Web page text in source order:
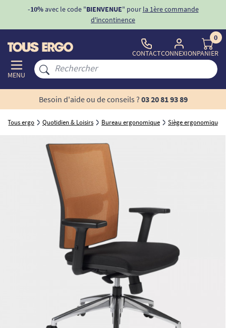
-10%avec le code "BIENVENUE" pour la 1ère commande
d'incontinence
MENU
CONTACTCONNEXION
0
PANIER
Besoin d'aide ou de conseils ? 03 20 81 93 89
Tous ergo Quotidien & Loisirs Bureau ergonomique Siège ergonomique